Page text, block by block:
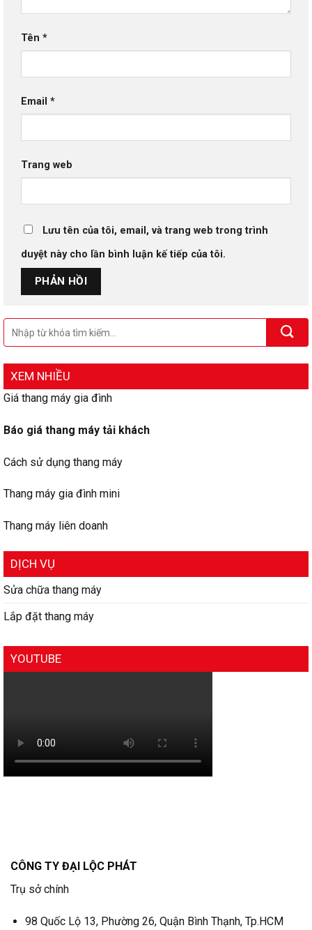
Tên *
Email *
Trang web
Lưu tên của tôi, email, và trang web trong trình
duyệt này cho lần bình luận kế tiếp của tôi.
XEM NHIỀU
Giá thang máy gia đình
Báo giá thang máy tải khách
Cách sử dụng thang máy
Thang máy gia đình mini
Thang máy liên doanh
DỊCH VỤ
Sửa chữa thang máy
Lắp đặt thang máy
YOUTUBE
CÔNG TY ĐẠI LỘC PHÁT
Trụ sở chính
98 Quốc Lộ 13, Phường 26, Quận Bình Thạnh, Tp.HCM